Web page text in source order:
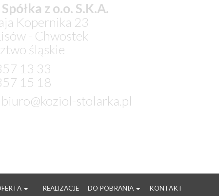
z o.o. S.K.A.
Kopernika 23
- Chwostek
śląskie
13 33
15 18
biuro@koziol-stolarka.pl
REALIZACJE DO POBRANIA KONTAKT